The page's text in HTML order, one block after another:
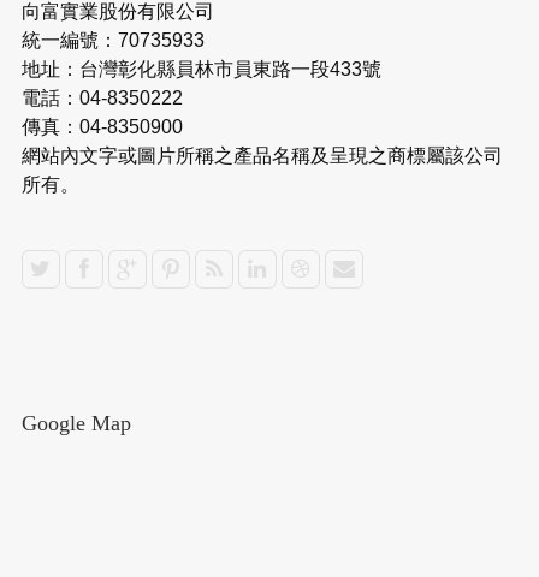
向富實業股份有限公司
統一編號：70735933
地址：台灣彰化縣員林市員東路一段433號
電話：04-8350222
傳真：04-8350900
網站內文字或圖片所稱之產品名稱及呈現之商標屬該公司
所有。
Google Map